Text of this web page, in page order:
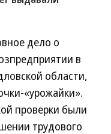
дело о
в
области,
«урожайки».
проверки были
трудового